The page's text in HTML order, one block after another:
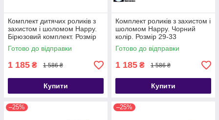
Комплект дитячих роликів з
захистом і шоломом Happy.
Бірюзовий комплект. Розмір
29-33
Готово до відправки
1 185 ₴ 1 586 ₴
Купити
Комплект роликів з захистом і
шоломом Happy. Чорний
колір. Розмір 29-33
Готово до відправки
1 185 ₴ 1 586 ₴
Купити
–25% –25%